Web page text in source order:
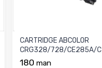
CARTRIDGE ABCOLOR
CRG328/728/CE285A/C
RG725
180man